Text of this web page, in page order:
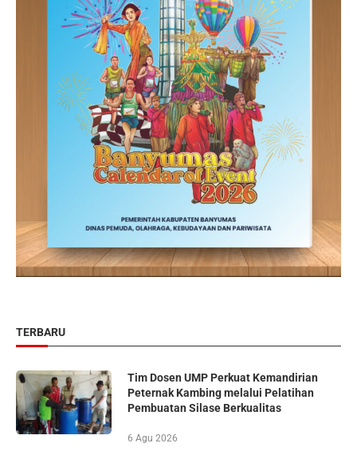
TERBARU
Tim Dosen UMP Perkuat Kemandirian
Peternak Kambing melalui Pelatihan
Pembuatan Silase Berkualitas
6 Agu 2026